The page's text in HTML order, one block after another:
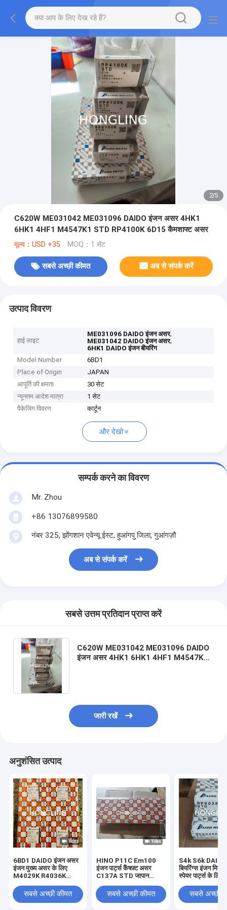
2/5
C620W ME031042 ME031096 DAIDO इंजन असर 4HK1
6HK1 4HF1 M4547K1 STD RP4100K 6D15 कैमशाफ्ट असर
मूल्य：USD +35 MOQ：1 सेट
सबसे अच्छी कीमत अब से संपर्क करें
उत्पाद विवरण
हाई लाइट
ME031096 DAIDO इंजन असर,
ME031042 DAIDO इंजन असर,
6HK1 DAIDO इंजन बीयरिंग
Model Number
6BD1
Place of Origin
JAPAN
आपूर्ति की क्षमता
30 सेट
न्यूनतम आदेश मात्रा
1 सेट
पैकेजिंग विवरण
कार्टून
और देखो
सम्पर्क करने का विवरण
Mr. Zhou
+86 13076899580
नंबर 325, झोंगशान एवेन्यू ईस्ट, हुआंगपु जिला, गुआंगज़ौ
अब से संपर्क करें
सबसे उत्तम प्रतिदान प्राप्त करें
C620W ME031042 ME031096 DAIDO
इंजन असर 4HK1 6HK1 4HF1 M4547K1
जारी रखें
अनुशंसित उत्पाद
6BD1 DAIDO इंजन असर
इंजन मुख्य असर के लिए
M4029K R4036K
सबसे अच्छी कीमत
HINO P11C Em100
इंजन पार्ट्स कैंषफ़्ट असर
C137A STD जापान
सबसे अच्छी कीमत
S4k S6k
बियरिंग्स इंजन
स्पेयर पार्ट्स के लिए
सबसे अच्छी